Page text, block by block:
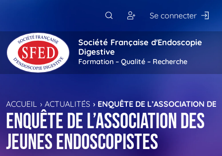
Se connecter
Société Française d'Endoscopie
Digestive
Formation – Qualité – Recherche
ACCUEIL ACTUALITÉS ENQUÊTE DE L’ASSOCIATION
Enquête de l’Association des
Jeunes Endoscopistes